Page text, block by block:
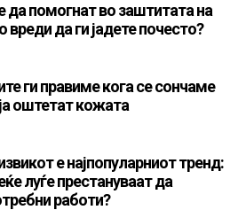
помогнат во заштитата на
да ги јадете почесто?
ги правиме кога се сончаме
оштетат кожата
е најпопуларниот тренд:
луѓе престануваат да
работи?